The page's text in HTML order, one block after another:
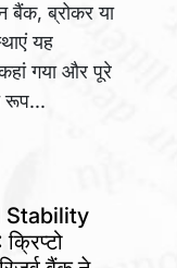
बैंक, ब्रोकर या
यह
गया और पूरे
रूप...
Stability